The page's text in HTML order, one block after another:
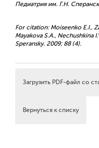
Педиатрия им. Г.Н.
For citation: Moiseenko E.I.,
Mayakova S.A., Nechushkina
Speransky. 2009; 88 (4).
Загрузить PDF-файл со
Вернуться к списку